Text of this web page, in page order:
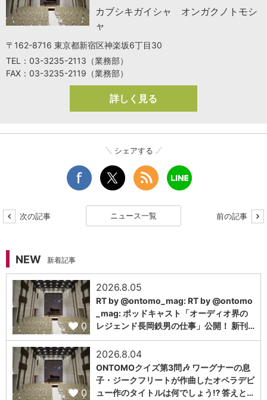
カブシキガイシャ オンガクノトモシ
ャ
〒162-8716 東京都新宿区神楽坂6丁目30
TEL：03-3235-2113（業務部）
FAX：03-3235-2119（業務部）
詳しく見る
シェアする
次の記事 ニュース一覧 前の記事
NEW 新着記事
0
2026.8.05
RT by @ontomo_mag: RT by @ontomo
_mag: ポッドキャスト「オーディオ界の
レジェンド長岡鉄男の仕事」公開！ 新刊…
0
2026.8.04
ONTOMOクイズ第3問🎶 ワーグナーの息
子・ジークフリートが作曲したオペラデビ
ュー作のタイトルは何でしょう⁉️ 答えと…